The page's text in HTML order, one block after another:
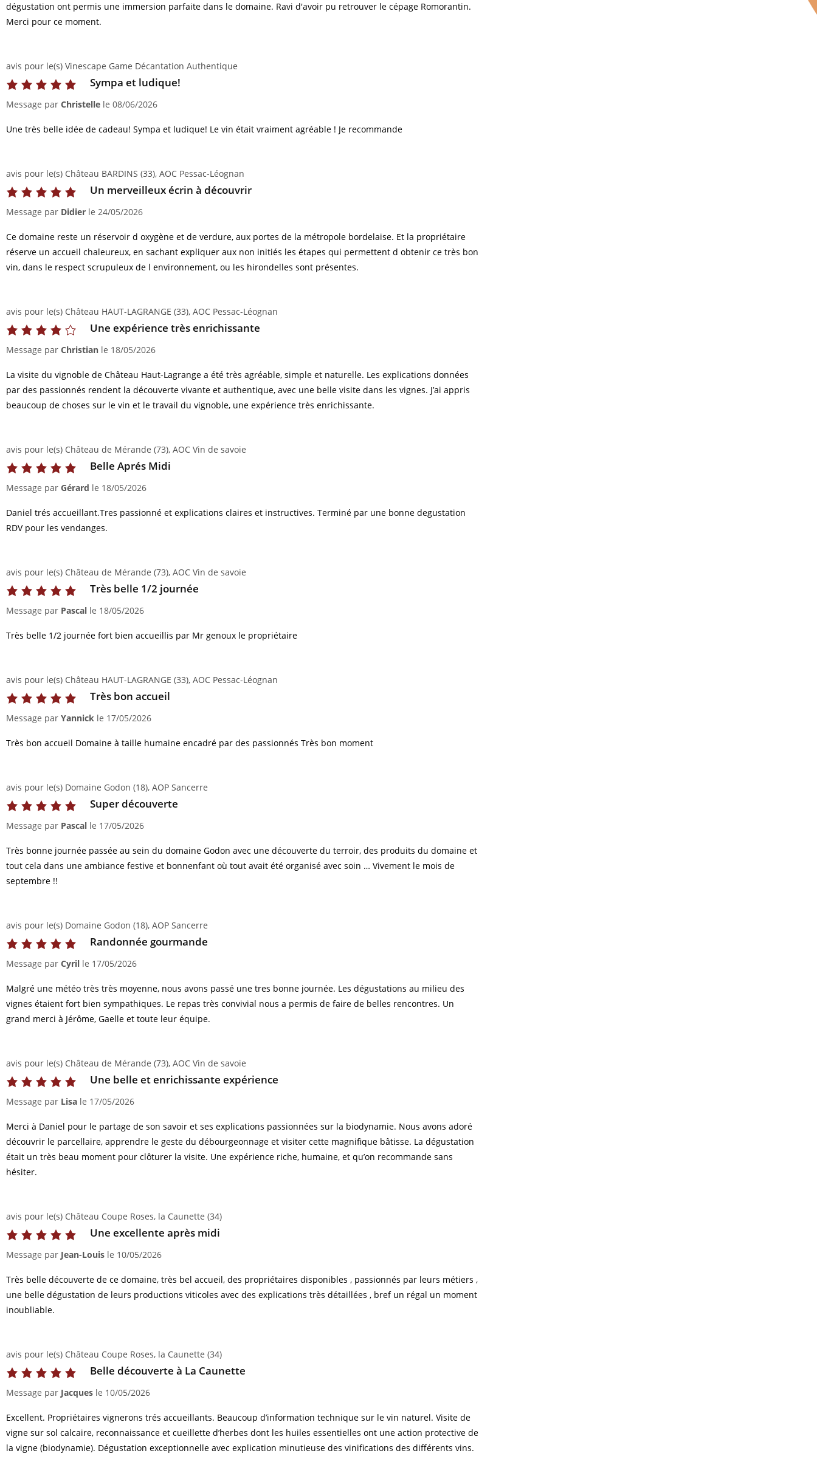
dégustation ont permis une immersion parfaite dans le domaine. Ravi d'avoir pu retrouver le cépage Romorantin.
Merci pour ce moment.
avis pour le(s) Vinescape Game Décantation Authentique
Sympa et ludique!
Message par Christelle le 08/06/2026
Une très belle idée de cadeau! Sympa et ludique! Le vin était vraiment agréable ! Je recommande
avis pour le(s) Château BARDINS (33), AOC Pessac-Léognan
Un merveilleux écrin à découvrir
Message par Didier le 24/05/2026
Ce domaine reste un réservoir d oxygène et de verdure, aux portes de la métropole bordelaise. Et la propriétaire
réserve un accueil chaleureux, en sachant expliquer aux non initiés les étapes qui permettent d obtenir ce très bon
vin, dans le respect scrupuleux de l environnement, ou les hirondelles sont présentes.
avis pour le(s) Château HAUT-LAGRANGE (33), AOC Pessac-Léognan
Une expérience très enrichissante
Message par Christian le 18/05/2026
La visite du vignoble de Château Haut-Lagrange a été très agréable, simple et naturelle. Les explications données
par des passionnés rendent la découverte vivante et authentique, avec une belle visite dans les vignes. J’ai appris
beaucoup de choses sur le vin et le travail du vignoble, une expérience très enrichissante.
avis pour le(s) Château de Mérande (73), AOC Vin de savoie
Belle Aprés Midi
Message par Gérard le 18/05/2026
Daniel trés accueillant.Tres passionné et explications claires et instructives. Terminé par une bonne degustation
RDV pour les vendanges.
avis pour le(s) Château de Mérande (73), AOC Vin de savoie
Très belle 1/2 journée
Message par Pascal le 18/05/2026
Très belle 1/2 journée fort bien accueillis par Mr genoux le propriétaire
avis pour le(s) Château HAUT-LAGRANGE (33), AOC Pessac-Léognan
Très bon accueil
Message par Yannick le 17/05/2026
Très bon accueil Domaine à taille humaine encadré par des passionnés Très bon moment
avis pour le(s) Domaine Godon (18), AOP Sancerre
Super découverte
Message par Pascal le 17/05/2026
Très bonne journée passée au sein du domaine Godon avec une découverte du terroir, des produits du domaine et
tout cela dans une ambiance festive et bonnenfant où tout avait été organisé avec soin … Vivement le mois de
septembre !!
avis pour le(s) Domaine Godon (18), AOP Sancerre
Randonnée gourmande
Message par Cyril le 17/05/2026
Malgré une météo très très moyenne, nous avons passé une tres bonne journée. Les dégustations au milieu des
vignes étaient fort bien sympathiques. Le repas très convivial nous a permis de faire de belles rencontres. Un
grand merci à Jérôme, Gaelle et toute leur équipe.
avis pour le(s) Château de Mérande (73), AOC Vin de savoie
Une belle et enrichissante expérience
Message par Lisa le 17/05/2026
Merci à Daniel pour le partage de son savoir et ses explications passionnées sur la biodynamie. Nous avons adoré
découvrir le parcellaire, apprendre le geste du débourgeonnage et visiter cette magnifique bâtisse. La dégustation
était un très beau moment pour clôturer la visite. Une expérience riche, humaine, et qu’on recommande sans
hésiter.​​​​​​​​​​​​​​​​
avis pour le(s) Château Coupe Roses, la Caunette (34)
Une excellente après midi
Message par Jean-Louis le 10/05/2026
Très belle découverte de ce domaine, très bel accueil, des propriétaires disponibles , passionnés par leurs métiers ,
une belle dégustation de leurs productions viticoles avec des explications très détaillées , bref un régal un moment
inoubliable.
avis pour le(s) Château Coupe Roses, la Caunette (34)
Belle découverte à La Caunette
Message par Jacques le 10/05/2026
Excellent. Propriétaires vignerons trés accueillants. Beaucoup d’information technique sur le vin naturel. Visite de
vigne sur sol calcaire, reconnaissance et cueillette d’herbes dont les huiles essentielles ont une action protective de
la vigne (biodynamie). Dégustation exceptionnelle avec explication minutieuse des vinifications des différents vins.